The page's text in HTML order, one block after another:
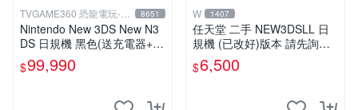
TVGAME360 恐龍電玩-台
中店
8651
Nintendo New 3DS New N3
DS 日規機 黑色(送充電器+保
護貼) 【台中恐龍電玩】
$99,990
W 1407
任天堂 二手 NEW3DSLL 日
規機 (已改好)版本 請先詢問
現貨勿直接下標
$6,500